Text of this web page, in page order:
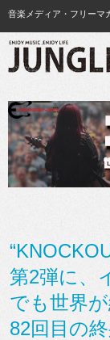
音楽メディア・フリーマ
第2弾に、
でも世界
82回目の